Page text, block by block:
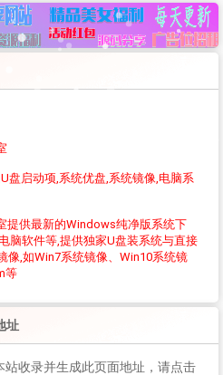
盘启动项,系统优盘,系统镜像,电脑系
提供最新的Windows纯净版系统下
脑软件等,提供独家U盘装系统与直接
,如Win7系统镜像、Win10系统镜
等
址
站收录并生成此页面地址，请点击